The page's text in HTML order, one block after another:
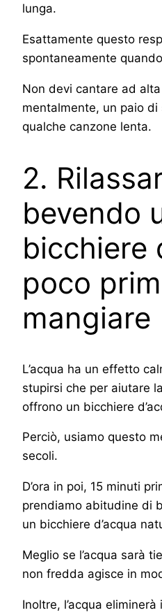
lunga.
Esattamente questo
spontaneamente
Non devi cantare ad
mentalmente, un paio
qualche canzone lenta.
2.
bevendo
bicchiere
poco
mangiare
L’acqua ha un effetto
stupirsi che per aiutare
offrono un bicchiere
Perciò, usiamo questo
secoli.
D’ora in poi, 15 minuti
prendiamo abitudine di
un bicchiere d’acqua
Meglio se l’acqua sarà
non fredda agisce in
Inoltre, l’acqua